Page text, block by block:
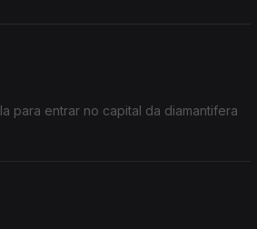
para entrar no capital da diamantifera